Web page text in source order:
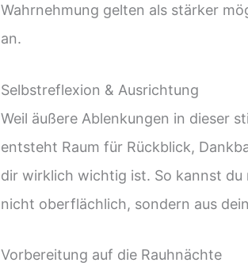
Wahrnehmung gelten als stärker
an.
Selbstreflexion & Ausrichtung
Weil äußere Ablenkungen in dieser
entsteht Raum für Rückblick,
dir wirklich wichtig ist. So kannst
nicht oberflächlich, sondern aus
Vorbereitung auf die Rauhnächte